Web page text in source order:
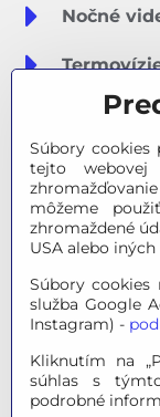
Nočné
Značky
Výpredaj
Tipy na
Poradňa -
© 2026 OPTINO
Súbory cookies
tejto webovej
môžeme
zhromaždené
USA alebo iných
Súbory cookies
služba Google
Instagram) -
Kliknutím na
súhlas s
podrobné